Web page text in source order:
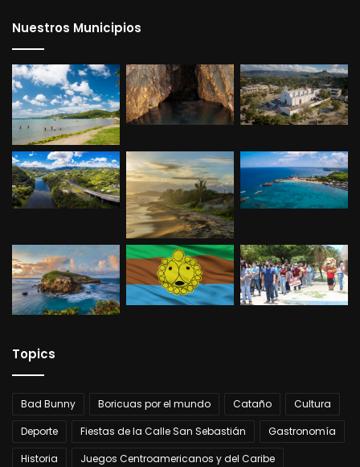
Independencia.
Nydia M. Velázquez– Es la primera mujer en ocupar un
escaño en el Consejo Municipal de Nueva York.
Nuestros Municipios
Topics
Bad Bunny Boricuas por el mundo Cataño
Cultura
Deporte
Fiestas de la Calle San Sebastián
Gastronomía
Historia
Juegos Centroamericanos y del Caribe